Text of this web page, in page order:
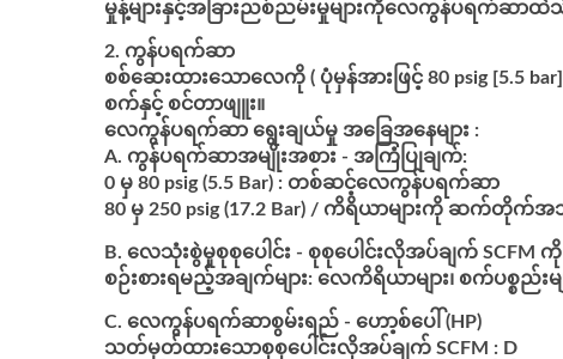
မှုန့်များနှင့်အခြားညစ်ညမ်းမှုများကိုလေကွန်ပရက်ဆာထဲ
ကွန်ပရက်ဆာ
စစ်ဆေးထားသောလေကို ( ပုံမှန်အားဖြင့် 80 psig [5.5
စက်နှင့် စင်တာဖျူး။
လေကွန်ပရက်ဆာ ရွေးချယ်မှု အခြေအနေများ :
ကွန်ပရက်ဆာအမျိုးအစား - အကြံပြုချက်:
0 မှ 80 psig (5.5 Bar) : တစ်ဆင့်လေကွန်ပရက်ဆာ
80 မှ 250 psig (17.2 Bar) / ကိရိယာများကို ဆက်တို
လေသုံးစွဲမှုစုစုပေါင်း - စုစုပေါင်းလိုအပ်ချက် SCFM
စဉ်းစားရမည့်အချက်များ: လေကိရိယာများ၊ စက်ပစ္စည်း
လေကွန်ပရက်ဆာစွမ်းရည် - ဟော့စ်ပေါ် (HP)
သတ်မှတ်ထားသောစုစုပေါင်းလိုအပ်ချက် SCFM : D